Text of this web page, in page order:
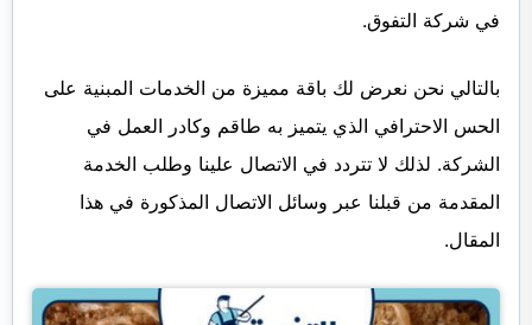
في شركة التفوق.
بالتالي نحن نعرض لك باقة مميزة من الخدمات المبنية على
الحس الاحترافي الذي يتميز به طاقم وكادر العمل في
الشركة. لذلك لا تتردد في الاتصال علينا وطلب الخدمة
المقدمة من قبلنا عبر وسائل الاتصال المذكورة في هذا
المقال.